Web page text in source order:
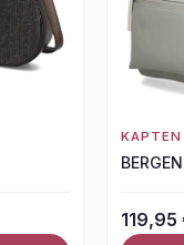
KAPTEN
119,95